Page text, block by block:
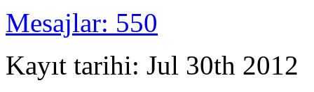
Mesajlar: 550
Kayıt tarihi: Jul 30th 2012